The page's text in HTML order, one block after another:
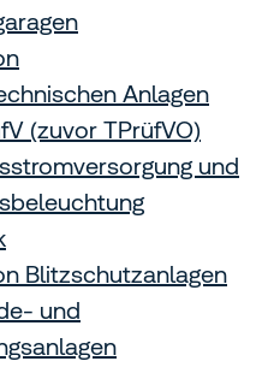
Anlagen
(zuvor TPrüfVO)
und
Blitzschutzanlagen
und